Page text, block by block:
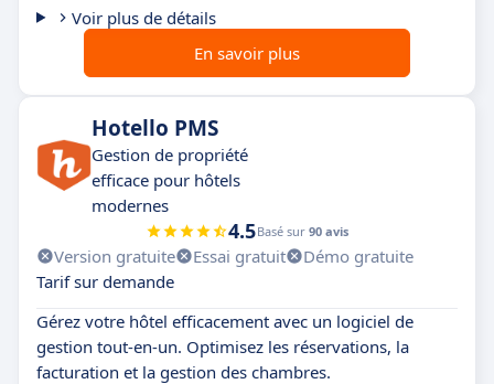
Voir plus de détails
En savoir plus
Hotello PMS
Gestion de propriété
efficace pour hôtels
modernes
4.5Basé sur 90 avis
Version gratuite Essai gratuit
Démo gratuite
Tarif sur demande
Gérez votre hôtel efficacement avec un logiciel de
gestion tout-en-un. Optimisez les réservations, la
facturation et la gestion des chambres.